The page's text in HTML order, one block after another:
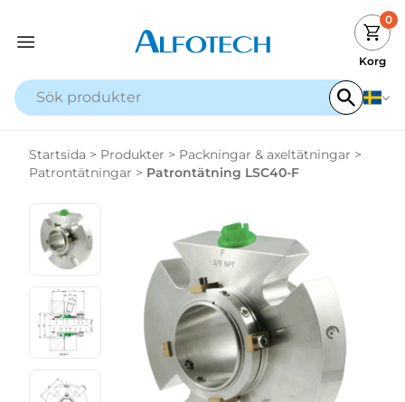
0
Korg
Startsida > Produkter > Packningar & axeltätningar >
Patrontätningar > Patrontätning LSC40-F